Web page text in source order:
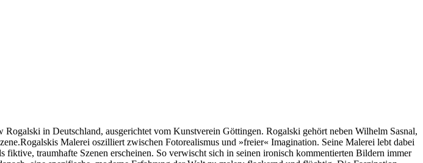
in Deutschland, ausgerichtet vom Kunstverein Göttingen. Rogalski gehört neben Wilhelm Sasnal,
Malerei oszilliert zwischen Fotorealismus und »freier« Imagination. Seine Malerei lebt dabei
traumhafte Szenen erscheinen. So verwischt sich in seinen ironisch kommentierten Bildern immer